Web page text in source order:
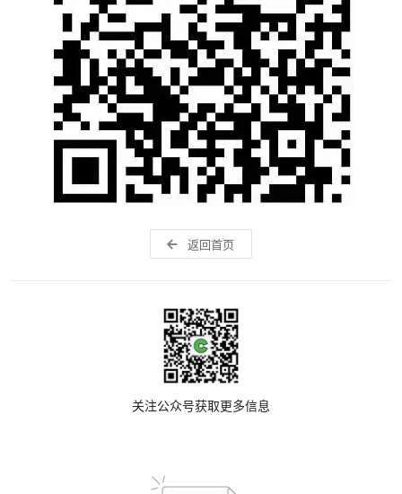
返回首页
关注公众号获取更多信息